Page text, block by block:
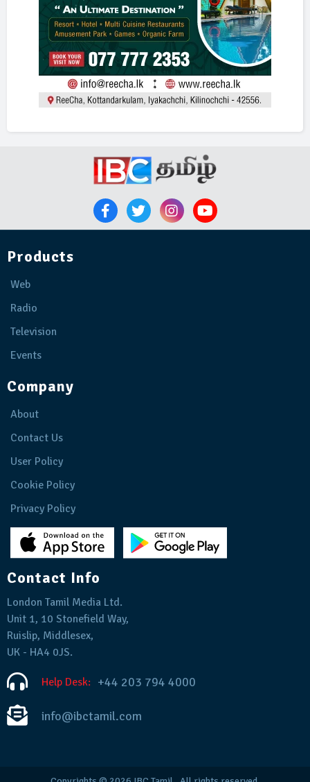
Products
Web
Radio
Television
Events
Company
About
Contact Us
User Policy
Cookie Policy
Privacy Policy
Contact Info
London Tamil Media Ltd.
Unit 1, 10 Stonefield Way,
Ruislip, Middlesex,
UK - HA4 0JS.
Help Desk: +44 203 794 4000
info@ibctamil.com